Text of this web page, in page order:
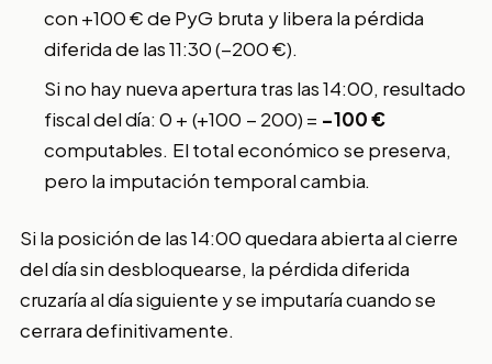
con +100 € de PyG bruta y libera la pérdida
diferida de las 11:30 (−200 €).
Si no hay nueva apertura tras las 14:00, resultado
fiscal del día: 0 + (+100 − 200) = −100 €
computables. El total económico se preserva,
pero la imputación temporal cambia.
Si la posición de las 14:00 quedara abierta al cierre
del día sin desbloquearse, la pérdida diferida
cruzaría al día siguiente y se imputaría cuando se
cerrara definitivamente.